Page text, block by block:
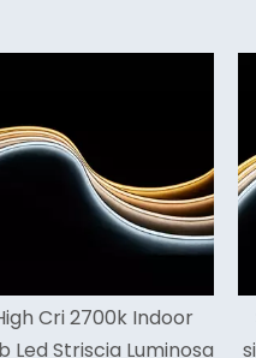
Striscia luminosa a led
sintonizzabile 3000k Cob